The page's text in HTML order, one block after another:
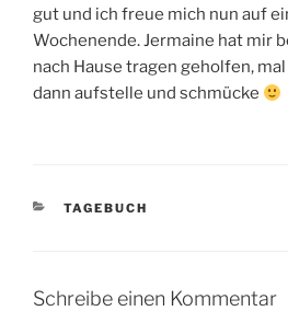
gut und ich freue mich nun auf
Wochenende. Jermaine hat mir
nach Hause tragen geholfen,
dann aufstelle und schmücke
KATEGORIEN
TAGEBUCH
Schreibe einen Kommentar